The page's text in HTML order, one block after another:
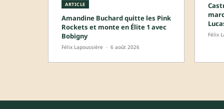
ARTICLE
Amandine Buchard quitte les Pink
Rockets et monte en Élite 1 avec
Bobigny
Félix Lapoussière · 6 août 2026
Félix